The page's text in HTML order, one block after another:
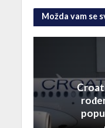
Možda vam se